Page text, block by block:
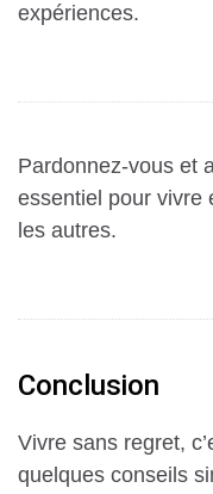
expériences.
Pardonnez-vous et
essentiel pour vivre
les autres.
Conclusion
Vivre sans regret,
quelques conseils